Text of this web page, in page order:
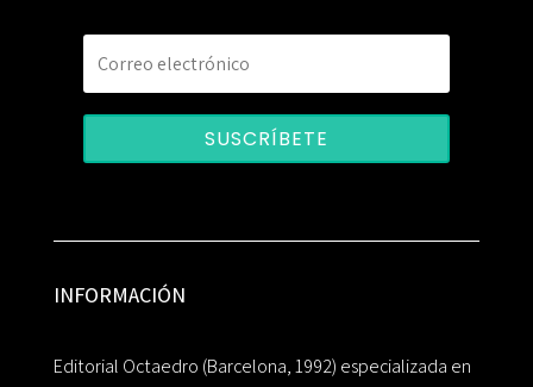
SUSCRÍBETE
INFORMACIÓN
Editorial Octaedro (Barcelona, 1992) especializada en